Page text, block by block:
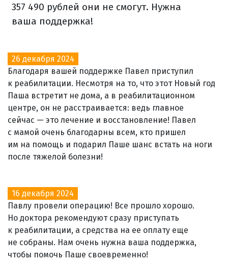
357 490 рублей они не смогут. Нужна
ваша поддержка!
26 декабря 2024
Благодаря вашей поддержке Павел приступил
к реабилитации. Несмотря на то, что этот Новый год
Паша встретит не дома, а в реабилитационном
центре, он не расстраивается: ведь главное
сейчас — это лечение и восстановление! Павел
с мамой очень благодарны всем, кто пришел
им на помощь и подарил Паше шанс встать на ноги
после тяжелой болезни!
16 декабря 2024
Павлу провели операцию! Все прошло хорошо.
Но доктора рекомендуют сразу приступать
к реабилитации, а средства на ее оплату еще
не собраны. Нам очень нужна ваша поддержка,
чтобы помочь Паше своевременно!